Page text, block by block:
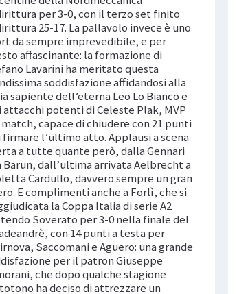
per 3-0, con il terzo set finito
25-17. La pallavolo invece è uno
da sempre imprevedibile, e per
affascinante: la formazione di
Lavarini ha meritato questa
soddisfazione affidandosi alla
sapiente dell’eterna Leo Lo Bianco e
attacchi potenti di Celeste Plak, MVP
capace di chiudere con 21 punti
firmare l’ultimo atto. Applausi a scena
a tutte quante però, dalla Gennari
Barun, dall’ultima arrivata Aelbrecht a
Cardullo, davvero sempre un gran
E complimenti anche a Forlì, che si
la Coppa Italia di serie A2
Soverato per 3-0 nella finale del
con 14 punti a testa per
Saccomani e Aguero: una grande
per il patron Giuseppe
che dopo qualche stagione
ha deciso di attrezzare un